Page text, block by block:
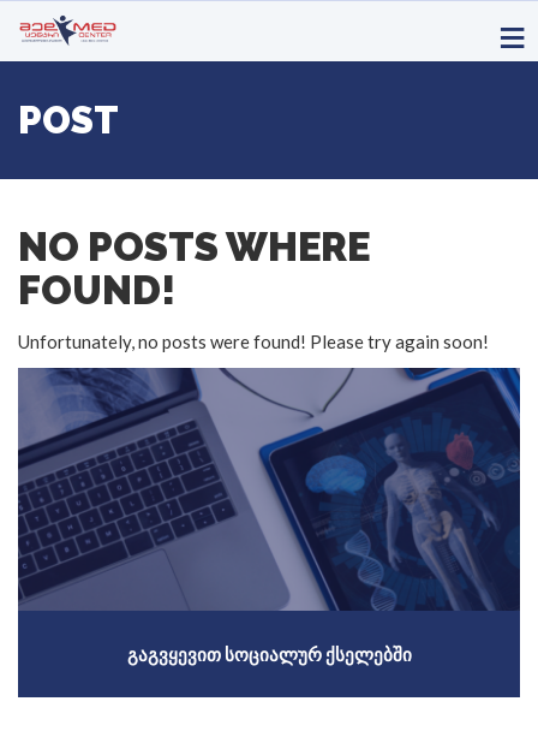
POST
NO POSTS WHERE
FOUND!
Unfortunately, no posts were found! Please try again soon!
ᲒᲐᲒᲕᲧᲔᲕᲘᲗ ᲡᲝᲪᲘᲐᲚᲣᲠ ᲥᲡᲔᲚᲔᲑᲨᲘ